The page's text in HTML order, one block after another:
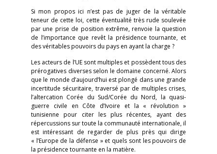
Si mon propos ici n’est pas de juger de la véritable
teneur de cette loi, cette éventualité très rude soulevée
par une prise de position extrême, renvoie la question
de l’importance que revêt la présidence tournante, et
des véritables pouvoirs du pays en ayant la charge ?
Les acteurs de l’UE sont multiples et possèdent tous des
prérogatives diverses selon le domaine concerné. Alors
que le monde d’aujourd’hui est plongé dans une grande
incertitude sécuritaire, traversé par de multiples crises,
l’altercation Corée du Sud/Corée du Nord, la quasi-
guerre civile en Côte d’Ivoire et la « révolution »
tunisienne pour citer les plus récentes, ayant des
répercussions sur toute la communauté internationale, il
est intéressant de regarder de plus près qui dirige
« l’Europe de la défense » et quels sont les pouvoirs de
la présidence tournante en la matière.